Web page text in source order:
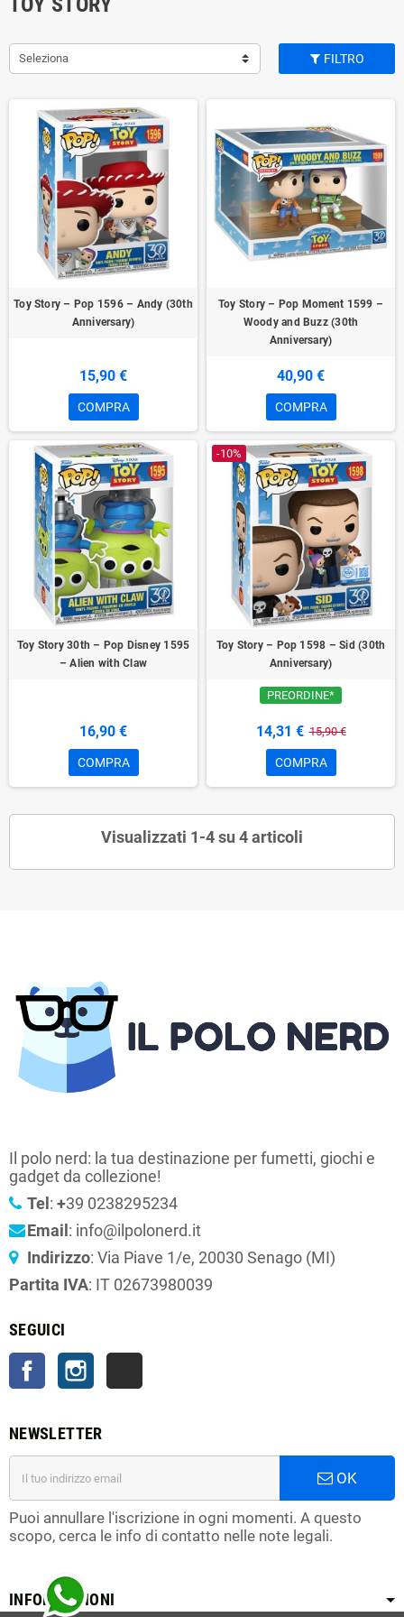
Seleziona FILTRO
Toy Story – Pop 1596 – Andy (30th
Anniversary)
15,90 €
COMPRA
Toy Story – Pop Moment 1599 –
Woody and Buzz (30th
Anniversary)
40,90 €
COMPRA
Toy Story 30th – Pop Disney 1595
– Alien with Claw
16,90 €
COMPRA
-10%
Toy Story – Pop 1598 – Sid (30th
Anniversary)
PREORDINE*
14,31 € 15,90 €
COMPRA
Visualizzati 1-4 su 4 articoli
Il polo nerd: la tua destinazione per fumetti, giochi e
gadget da collezione!
Tel : +39 0238295234
Email : info@ilpolonerd.it
Indirizzo: Via Piave 1/e, 20030 Senago (MI)
Partita IVA: IT 02673980039
SEGUICI
FacebookInstagram
NEWSLETTER
OK
Puoi annullare l'iscrizione in ogni momenti. A questo
scopo, cerca le info di contatto nelle note legali.
INFORMAZIONI